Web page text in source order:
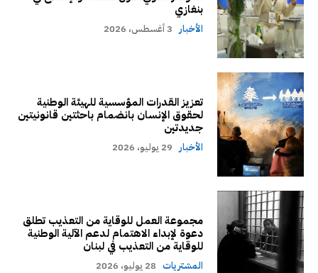
بنغازي
الأخبار 3 أغسطس، 2026
تعزيز القدرات المؤسسية للهيئة الوطنية
لحقوق الإنسان بانضمام باحثتين قانونيتين
جديدتين
الأخبار 29 يوليو، 2026
مجموعة العمل للوقاية من التعذيب تطلق
دعوة لإبداء الاهتمام لدعم الآلية الوطنية
للوقاية من التعذيب في لبنان
المشتريات 28 يوليو، 2026